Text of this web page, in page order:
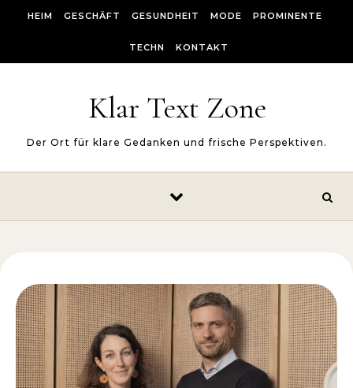
HEIM GESCHÄFT GESUNDHEIT MODE PROMINENTE
TECHN KONTAKT
Klar Text Zone
Der Ort für klare Gedanken und frische Perspektiven.